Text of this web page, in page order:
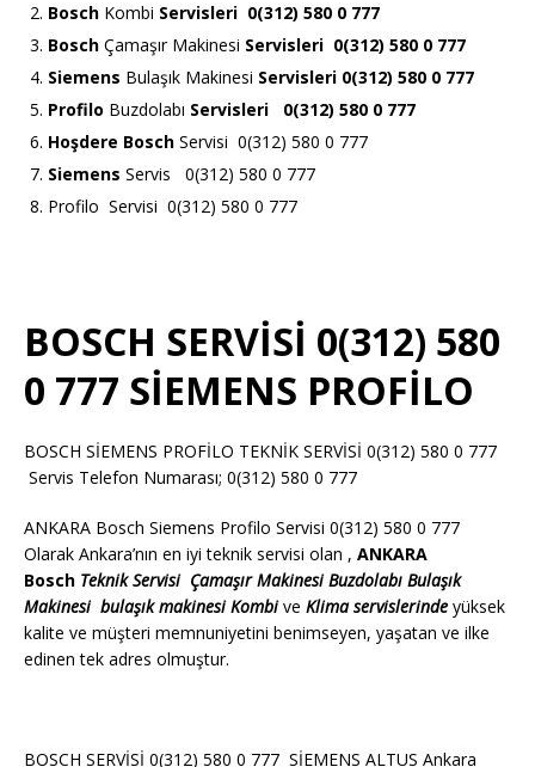
Bosch Kombi Servisleri 0(312) 580 0 777
Bosch Çamaşır Makinesi Servisleri 0(312) 580 0 777
Siemens Bulaşık Makinesi Servisleri 0(312) 580 0 777
Profilo Buzdolabı Servisleri 0(312) 580 0 777
Hoşdere Bosch Servisi 0(312) 580 0 777
Siemens Servis 0(312) 580 0 777
Profilo Servisi 0(312) 580 0 777
BOSCH SERVİSİ 0(312) 580
0 777 SİEMENS PROFİLO
BOSCH SİEMENS PROFİLO TEKNİK SERVİSİ 0(312) 580 0 777
Servis Telefon Numarası; 0(312) 580 0 777
ANKARA Bosch Siemens Profilo Servisi 0(312) 580 0 777
Olarak Ankara’nın en iyi teknik servisi olan , ANKARA
Bosch Teknik Servisi Çamaşır MakinesiBuzdolabı Bulaşık
Makinesi bulaşık makinesiKombive Klima servislerinde yüksek
kalite ve müşteri memnuniyetini benimseyen, yaşatan ve ilke
edinen tek adres olmuştur.
BOSCH SERVİSİ 0(312) 580 0 777 SİEMENS ALTUS Ankara